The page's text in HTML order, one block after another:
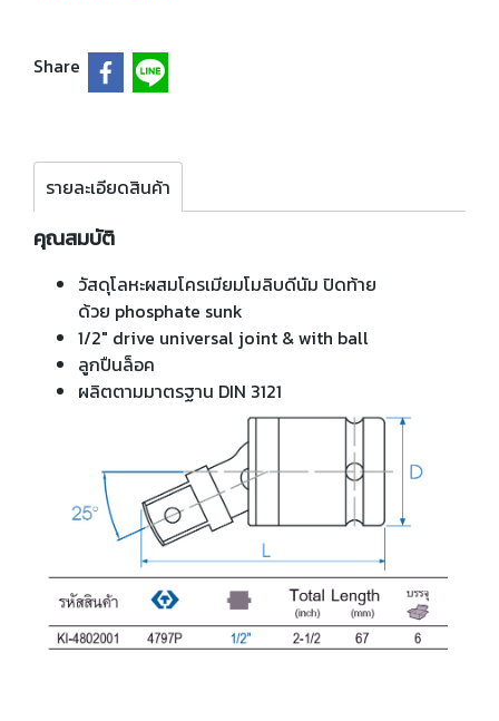
Share
รายละเอียดสินค้า
คุณสมบัติ
วัสดุโลหะผสมโครเมียมโมลิบดีนัม ปิดท้าย
ด้วย phosphate sunk
1/2" drive universal joint & with ball
ลูกปืนล็อค
ผลิตตามมาตรฐาน DIN 3121